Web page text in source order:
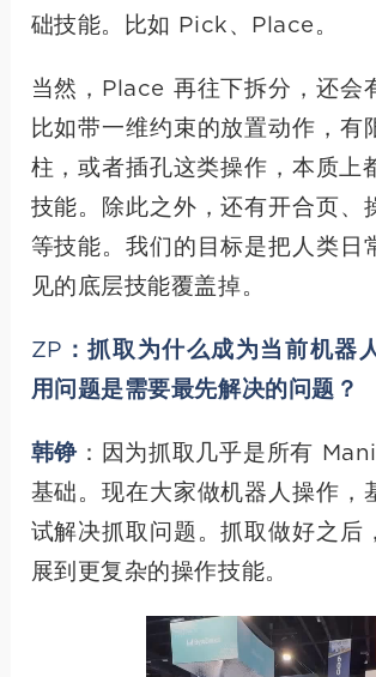
础技能。比如 Pick、Place。
当然，Place 再往下拆分，还会
比如带一维约束的放置动作，有
柱，或者插孔这类操作，本质上
技能。除此之外，还有开合页、
等技能。我们的目标是把人类日
见的底层技能覆盖掉。
ZP：抓取为什么成为当前机器
用问题是需要最先解决的问题？
韩铮 ：因为抓取几乎是所有
基础。现在大家做机器人操作，
试解决抓取问题。抓取做好之后
展到更复杂的操作技能。